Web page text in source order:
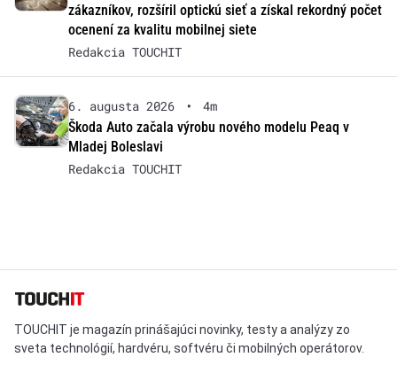
zákazníkov, rozšíril optickú sieť a získal rekordný počet
ocenení za kvalitu mobilnej siete
Redakcia TOUCHIT
6. augusta 2026 •
4m
Škoda Auto začala výrobu nového modelu Peaq v
Mladej Boleslavi
Redakcia TOUCHIT
TOUCHIT je magazín prinášajúci novinky, testy a analýzy zo
sveta technológií, hardvéru, softvéru či mobilných operátorov.